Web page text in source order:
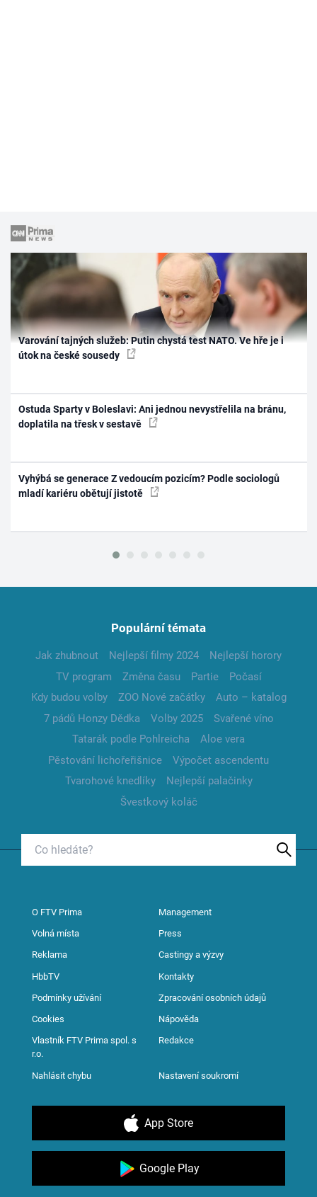
Varování tajných služeb: Putin chystá test NATO. Ve hře je i
útok na české sousedy
Ostuda Sparty v Boleslavi: Ani jednou nevystřelila na bránu,
doplatila na třesk v sestavě
Vyhýbá se generace Z vedoucím pozicím? Podle sociologů
mladí kariéru obětují jistotě
Populární témata
Jak zhubnout Nejlepší filmy 2024
Nejlepší horory
TV program
Změna času Partie
Počasí
Kdy budou volby
ZOO Nové začátky
Auto – katalog
7 pádů Honzy Dědka
Volby 2025
Svařené víno
Tatarák podle Pohlreicha
Aloe vera
Pěstování lichořeřišnice
Výpočet ascendentu
Tvarohové knedlíky
Nejlepší palačinky
Švestkový koláč
O FTV Prima Management
Volná místa Press
Reklama Castingy a výzvy
HbbTV Kontakty
Podmínky užívání Zpracování osobních údajů
Cookies Nápověda
Vlastník FTV Prima spol. s
r.o.
Redakce
Nahlásit chybu Nastavení soukromí
App Store
Google Play